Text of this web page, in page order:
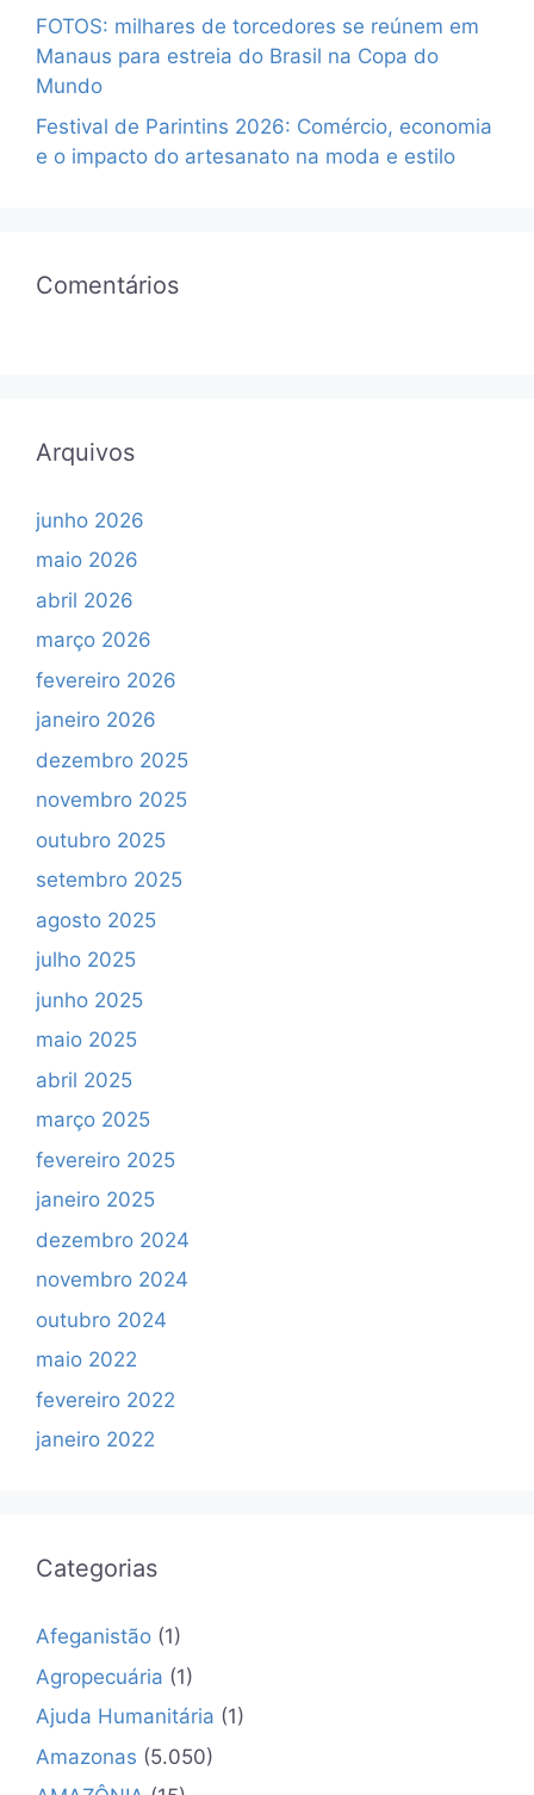
FOTOS: milhares de torcedores se reúnem em
Manaus para estreia do Brasil na Copa do
Mundo
Festival de Parintins 2026: Comércio, economia
e o impacto do artesanato na moda e estilo
Comentários
Arquivos
junho 2026
maio 2026
abril 2026
março 2026
fevereiro 2026
janeiro 2026
dezembro 2025
novembro 2025
outubro 2025
setembro 2025
agosto 2025
julho 2025
junho 2025
maio 2025
abril 2025
março 2025
fevereiro 2025
janeiro 2025
dezembro 2024
novembro 2024
outubro 2024
maio 2022
fevereiro 2022
janeiro 2022
Categorias
Afeganistão (1)
Agropecuária (1)
Ajuda Humanitária (1)
Amazonas (5.050)